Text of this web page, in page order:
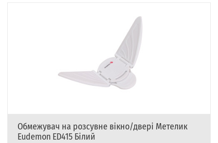
Обмежувач на розсувне вікно/двері Метелик
Eudemon ED415 Білий